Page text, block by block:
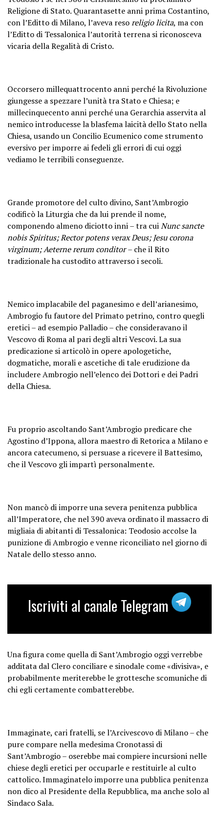
Religione di Stato. Quarantasette anni prima Costantino,
con l’Editto di Milano, l’aveva resoreligio licita, ma con
l’Editto di Tessalonica l’autorità terrena si riconosceva
vicaria della Regalità di Cristo.
Occorsero millequattrocento anni perché la Rivoluzione
giungesse a spezzare l’unità tra Stato e Chiesa; e
millecinquecento anni perché una Gerarchia asservita al
nemico introducesse la blasfema laicità dello Stato nella
Chiesa, usando un Concilio Ecumenico come strumento
eversivo per imporre ai fedeli gli errori di cui oggi
vediamo le terribili conseguenze.
Grande promotore del culto divino, Sant’Ambrogio
codificò la Liturgia che da lui prende il nome,
componendo almeno diciotto inni – tra cuiNunc sancte
nobis Spiritus; Rector potens verax Deus; Jesu corona
virginum; Aeterne rerum conditor– che il Rito
tradizionale ha custodito attraverso i secoli.
Nemico implacabile del paganesimo e dell’arianesimo,
Ambrogio fu fautore del Primato petrino, contro quegli
eretici – ad esempio Palladio – che consideravano il
Vescovo di Roma al pari degli altri Vescovi. La sua
predicazione si articolò in opere apologetiche,
dogmatiche, morali e ascetiche di tale erudizione da
includere Ambrogio nell’elenco dei Dottori e dei Padri
della Chiesa.
Fu proprio ascoltando Sant’Ambrogio predicare che
Agostino d’Ippona, allora maestro di Retorica a Milano e
ancora catecumeno, si persuase a ricevere il Battesimo,
che il Vescovo gli impartì personalmente.
Non mancò di imporre una severa penitenza pubblica
all’Imperatore, che nel 390 aveva ordinato il massacro di
migliaia di abitanti di Tessalonica: Teodosio accolse la
punizione di Ambrogio e venne riconciliato nel giorno di
Natale dello stesso anno.
Iscriviti al canale Telegram
Una figura come quella di Sant’Ambrogio oggi verrebbe
additata dal Clero conciliare e sinodale come «divisiva», e
probabilmente meriterebbe le grottesche scomuniche di
chi egli certamente combatterebbe.
Immaginate, cari fratelli, se l’Arcivescovo di Milano – che
pure compare nella medesima Cronotassi di
Sant’Ambrogio – oserebbe mai compiere incursioni nelle
chiese degli eretici per occuparle e restituirle al culto
cattolico. Immaginatelo imporre una pubblica penitenza
non dico al Presidente della Repubblica, ma anche solo al
Sindaco Sala.